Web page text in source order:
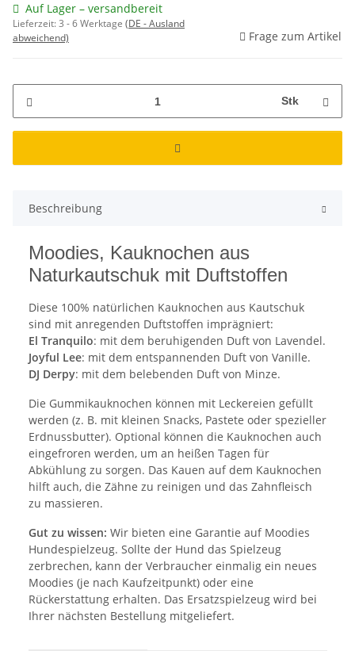
Auf Lager – versandbereit
Lieferzeit:3 - 6 Werktage (DE - Ausland
abweichend)
Frage zum Artikel
Stk
Beschreibung
Moodies, Kauknochen aus
Naturkautschuk mit Duftstoffen
Diese 100% natürlichen Kauknochen aus Kautschuk
sind mit anregenden Duftstoffen imprägniert:
El Tranquilo: mit dem beruhigenden Duft von Lavendel.
Joyful Lee: mit dem entspannenden Duft von Vanille.
DJ Derpy: mit dem belebenden Duft von Minze.
Die Gummikauknochen können mit Leckereien gefüllt
werden (z. B. mit kleinen Snacks, Pastete oder spezieller
Erdnussbutter). Optional können die Kauknochen auch
eingefroren werden, um an heißen Tagen für
Abkühlung zu sorgen. Das Kauen auf dem Kauknochen
hilft auch, die Zähne zu reinigen und das Zahnfleisch
zu massieren.
Gut zu wissen: Wir bieten eine Garantie auf Moodies
Hundespielzeug. Sollte der Hund das Spielzeug
zerbrechen, kann der Verbraucher einmalig ein neues
Moodies (je nach Kaufzeitpunkt) oder eine
Rückerstattung erhalten. Das Ersatzspielzeug wird bei
Ihrer nächsten Bestellung mitgeliefert.